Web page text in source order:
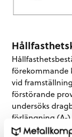
förekommande
vid
förstörande
undersöks
förlängning (A5
andra